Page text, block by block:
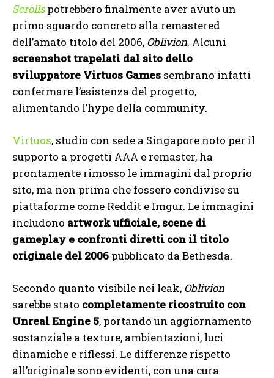
Scrollspotrebbero finalmente aver avuto un
primo sguardo concreto alla remastered
dell’amato titolo del 2006, Oblivion. Alcuni
screenshot trapelati dal sito dello
sviluppatore Virtuos Games sembrano infatti
confermare l’esistenza del progetto,
alimentando l’hype della community.
Virtuos, studio con sede a Singapore noto per il
supporto a progetti AAA e remaster, ha
prontamente rimosso le immagini dal proprio
sito, ma non prima che fossero condivise su
piattaforme come Reddit e Imgur. Le immagini
includono artwork ufficiale, scene di
gameplay e confronti diretti con il titolo
originale del 2006 pubblicato da Bethesda.
Secondo quanto visibile nei leak, Oblivion
sarebbe stato completamente ricostruito con
Unreal Engine 5, portando un aggiornamento
sostanziale a texture, ambientazioni, luci
dinamiche e riflessi. Le differenze rispetto
all’originale sono evidenti, con una cura